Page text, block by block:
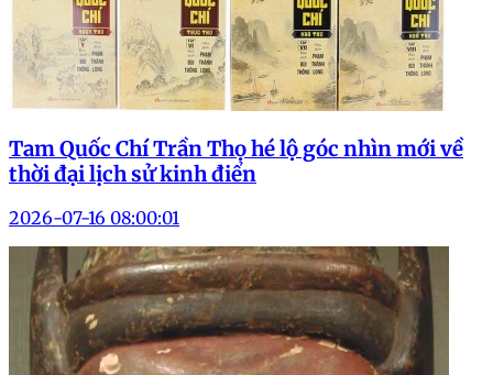
Tam Quốc Chí Trần Thọ hé lộ góc nhìn mới về
thời đại lịch sử kinh điển
2026-07-16 08:00:01